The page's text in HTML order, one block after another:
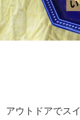
アウトドアでス